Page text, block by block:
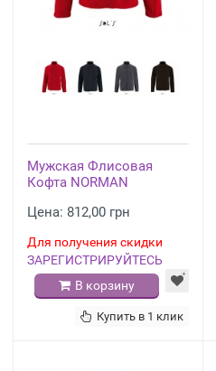
Мужская Флисовая
Кофта NORMAN
Цена: 812,00 грн
Для получения скидки
ЗАРЕГИСТРИРУЙТЕСЬ
В корзину
Купить в 1 клик